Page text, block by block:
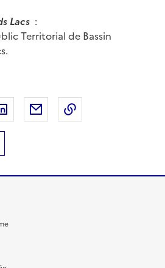
Lacs :
Territorial de Bassin
Facebook
sur X
Partager sur LinkedIn
Partager par email